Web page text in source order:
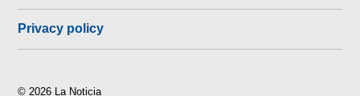
Privacy policy
© 2026 La Noticia